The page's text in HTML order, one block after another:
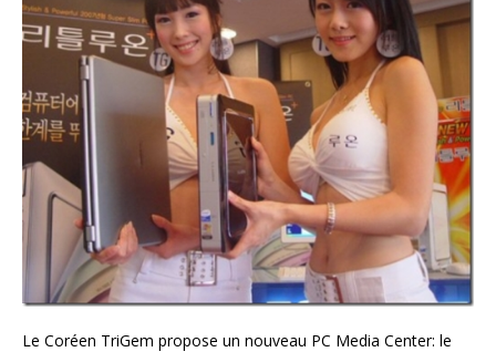
Le Coréen TriGem propose un nouveau PC Media Center: le